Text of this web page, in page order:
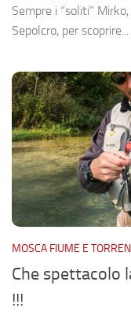
Sempre i “soliti”
Sepolcro, per scoprire...
MOSCA FIUME E
Che spettacolo
!!!